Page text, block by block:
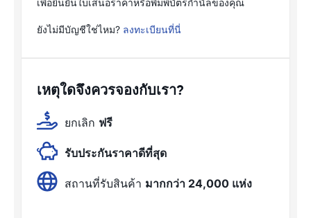
เพื่อยืนยันใบเสนอราคาหรือพิมพ์บัตรกำนัลของคุณ
ยังไม่มีบัญชีใช่ไหม? ลงทะเบียนที่นี่
เหตุใดจึงควรจองกับเรา?
ยกเลิก ฟรี
รับประกันราคาดีที่สุด
สถานที่รับสินค้า มากกว่า 24,000 แห่ง